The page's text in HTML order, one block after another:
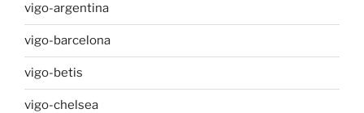
vigo-argentina
vigo-barcelona
vigo-betis
vigo-chelsea